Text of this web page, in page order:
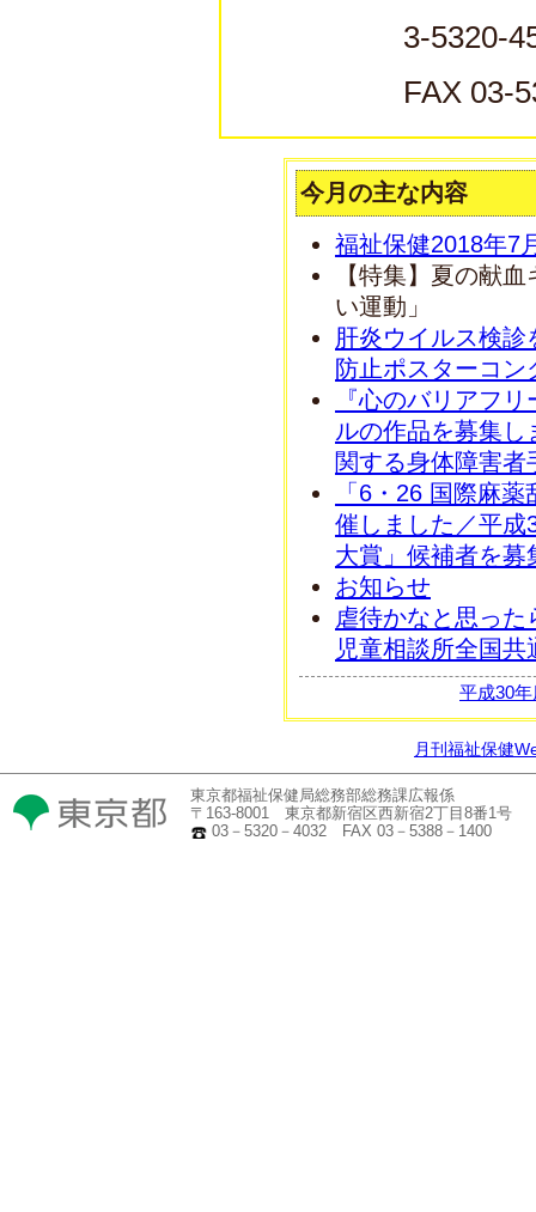
3-5320-
FAX 03-
今月の主な内容
福祉保健2018年
【特集】夏の献
い運動」
肝炎ウイルス検
防止ポスターコ
『心のバリアフ
ルの作品を募集
関する身体障害
「6・26 国際麻
催しました／平成
大賞」候補者を募
お知らせ
虐待かなと思っ
児童相談所全国
平成30
月刊福祉保健
東京都福祉保健局総務部総務課広報係
〒163-8001 東京都新宿区西新宿2丁目8番1号
03－5320－4032 FAX 03－5388－1400